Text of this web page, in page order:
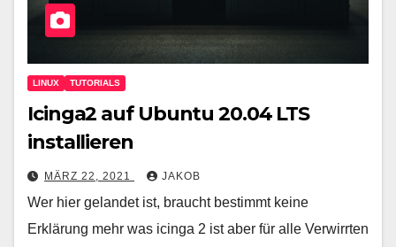
LINUX TUTORIALS
Icinga2 auf Ubuntu 20.04 LTS
installieren
MÄRZ 22, 2021 JAKOB
Wer hier gelandet ist, braucht bestimmt keine
Erklärung mehr was icinga 2 ist aber für alle Verwirrten